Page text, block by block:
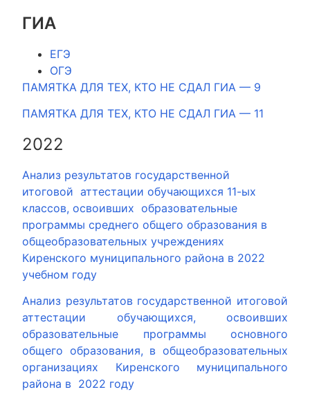
ГИА
ЕГЭ
ОГЭ
ПАМЯТКА ДЛЯ ТЕХ, КТО НЕ СДАЛ ГИА — 9
ПАМЯТКА ДЛЯ ТЕХ, КТО НЕ СДАЛ ГИА — 11
2022
Анализ результатов государственной
итоговой аттестации обучающихся 11-ых
классов, освоивших образовательные
программы среднего общего образования в
общеобразовательных учреждениях
Киренского муниципального района в 2022
учебном году
Анализ результатов государственной итоговой
аттестации обучающихся, освоивших
образовательные программы основного
общего образования, в общеобразовательных
организациях Киренского муниципального
района в 2022 году